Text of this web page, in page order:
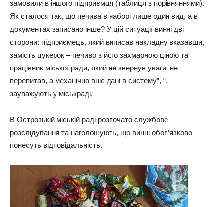
замовили в іншого підприємця (таблиця з порівняннями).
Як сталося так, що печива в наборі лише один вид, а в
документах записано інше? У цій ситуації винні дві
сторони: підприємець, який виписав накладну вказавши,
замість цукерок – печиво з його захмарною ціною та
працівник міської ради, який не звернув уваги, не
перепитав, а механічно вніс дані в систему”, “, –
зауважують у міськраді.
В Острозькій міській раді розпочато службове
розслідування та наголошують, що винні обов’язково
понесуть відповідальність.